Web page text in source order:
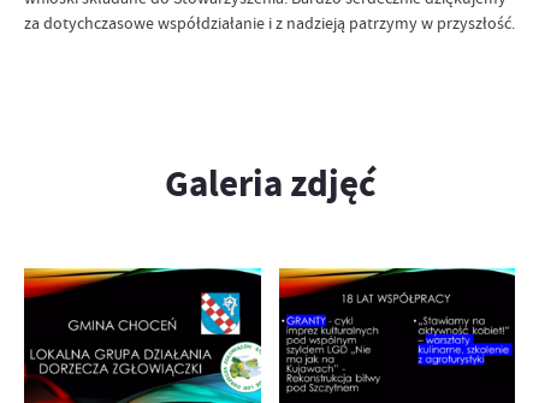
za dotychczasowe współdziałanie i z nadzieją patrzymy w przyszłość.
Galeria zdjęć